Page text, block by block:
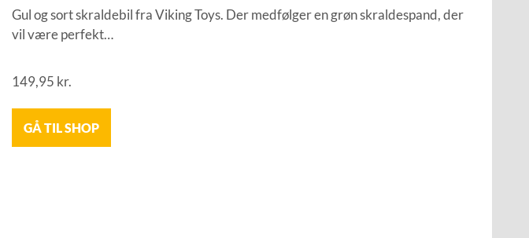
Gul og sort skraldebil fra Viking Toys. Der medfølger en grøn skraldespand, der
vil være perfekt…
149,95 kr.
GÅ TIL SHOP